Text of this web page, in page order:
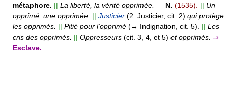
métaphore. || La liberté, la vérité opprimée. — N. (1535). || Un
opprimé, une opprimée. || Justicier (2. Justicier, cit. 2) qui protège
les opprimés. || Pitié pour l'opprimé (→ Indignation, cit. 5). || Les
cris des opprimés. || Oppresseurs (cit. 3, 4, et 5) et opprimés. ⇒
Esclave.